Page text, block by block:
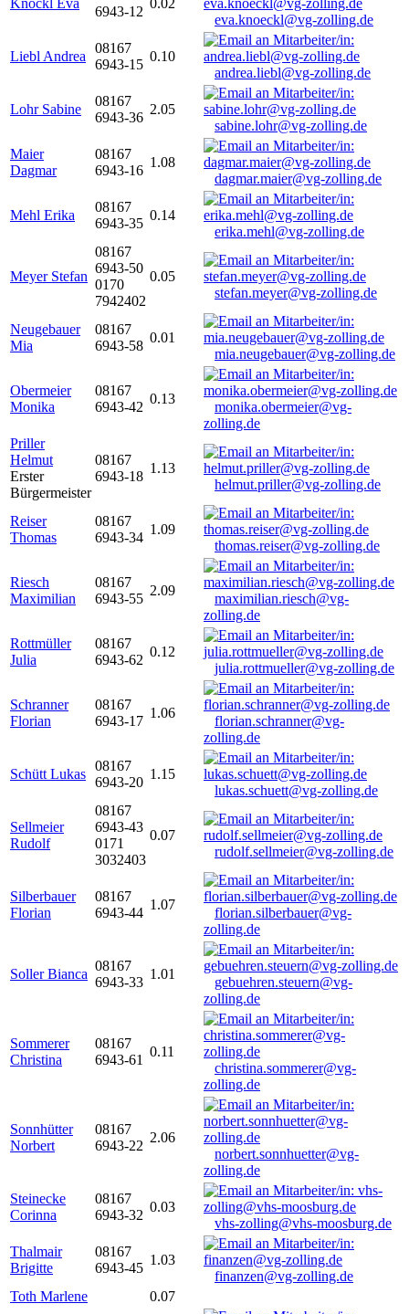
Knöckl Eva
6943-12
0.02
eva.knoeckl@vg-zolling.de
Liebl Andrea
08167
6943-15
0.10
andrea.liebl@vg-zolling.de
Lohr Sabine
08167
6943-36
2.05
sabine.lohr@vg-zolling.de
Maier
Dagmar
08167
6943-16
1.08
dagmar.maier@vg-zolling.de
Mehl Erika
08167
6943-35
0.14
erika.mehl@vg-zolling.de
Meyer Stefan
08167
6943-50
0170
7942402
0.05
stefan.meyer@vg-zolling.de
Neugebauer
Mia
08167
6943-58
0.01
mia.neugebauer@vg-zolling.de
Obermeier
Monika
08167
6943-42
0.13
monika.obermeier@vg-
zolling.de
Priller
Helmut
Erster
Bürgermeister
08167
6943-18
1.13
helmut.priller@vg-zolling.de
Reiser
Thomas
08167
6943-34
1.09
thomas.reiser@vg-zolling.de
Riesch
Maximilian
08167
6943-55
2.09
maximilian.riesch@vg-
zolling.de
Rottmüller
Julia
08167
6943-62
0.12
julia.rottmueller@vg-zolling.de
Schranner
Florian
08167
6943-17
1.06
florian.schranner@vg-
zolling.de
Schütt Lukas
08167
6943-20
1.15
lukas.schuett@vg-zolling.de
Sellmeier
Rudolf
08167
6943-43
0171
3032403
0.07
rudolf.sellmeier@vg-zolling.de
Silberbauer
Florian
08167
6943-44
1.07
florian.silberbauer@vg-
zolling.de
Soller Bianca
08167
6943-33
1.01
gebuehren.steuern@vg-
zolling.de
Sommerer
Christina
08167
6943-61
0.11
christina.sommerer@vg-
zolling.de
Sonnhütter
Norbert
08167
6943-22
2.06
norbert.sonnhuetter@vg-
zolling.de
Steinecke
Corinna
08167
6943-32
0.03
vhs-zolling@vhs-moosburg.de
Thalmair
Brigitte
08167
6943-45
1.03
finanzen@vg-zolling.de
Toth Marlene
0.07